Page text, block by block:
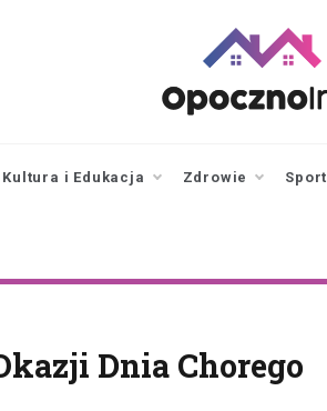
Kultura i Edukacja Zdrowie Sport
Dnia Chorego